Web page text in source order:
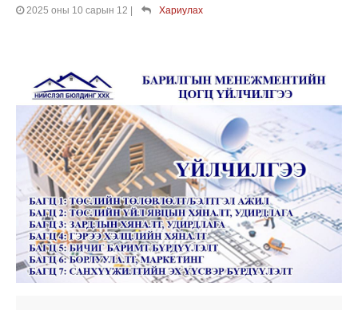
2025 оны 10 сарын 12 Хариулах